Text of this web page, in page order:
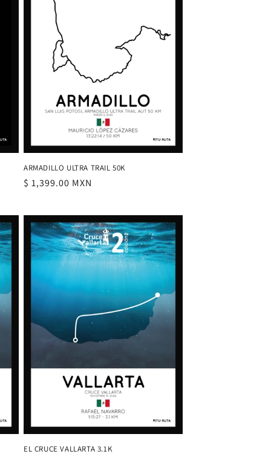
ARMADILLO ULTRA TRAIL 50K
Precio
$ 1,399.00 MXN
EL CRUCE VALLARTA 3.1K